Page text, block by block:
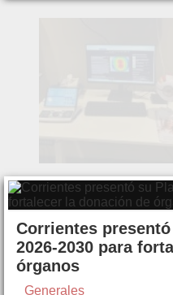
Corrientes
2026-2030 para
órganos
Generales